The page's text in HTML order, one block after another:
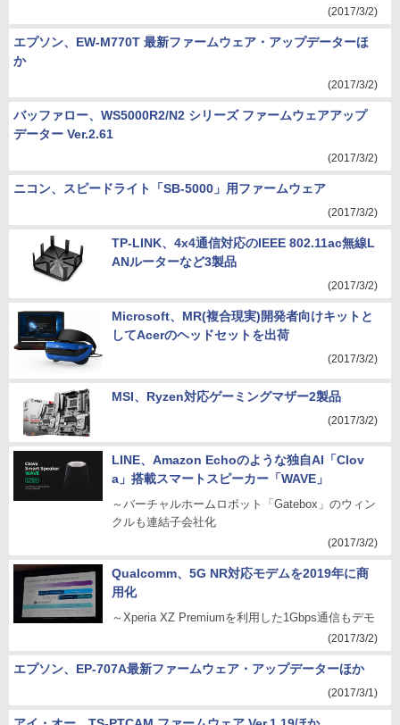
(2017/3/2)
エプソン、EW-M770T 最新ファームウェア・アップデーターほ
か
(2017/3/2)
バッファロー、WS5000R2/N2 シリーズ ファームウェアアップ
データー Ver.2.61
(2017/3/2)
ニコン、スピードライト「SB-5000」用ファームウェア
(2017/3/2)
TP-LINK、4x4通信対応のIEEE 802.11ac無線L
ANルーターなど3製品
(2017/3/2)
Microsoft、MR(複合現実)開発者向けキットと
してAcerのヘッドセットを出荷
(2017/3/2)
MSI、Ryzen対応ゲーミングマザー2製品
(2017/3/2)
LINE、Amazon Echoのような独自AI「Clov
a」搭載スマートスピーカー「WAVE」
～バーチャルホームロボット「Gatebox」のウィン
クルも連結子会社化
(2017/3/2)
Qualcomm、5G NR対応モデムを2019年に商
用化
～Xperia XZ Premiumを利用した1Gbps通信もデモ
(2017/3/2)
エプソン、EP-707A最新ファームウェア・アップデーターほか
(2017/3/1)